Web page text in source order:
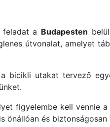
a Budapesten
útvonalat, amelyet
bicikli utakat tervező
figyelembe kell vennie a
önállóan és biztonságosan